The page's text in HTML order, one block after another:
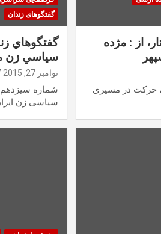
از : مژده
حركت در مسیری
گفتگوهای زندان
گفتگوهاي
سياسي زن
نوامبر 27, 2015
شماره سیزدهم
سیاسی زن